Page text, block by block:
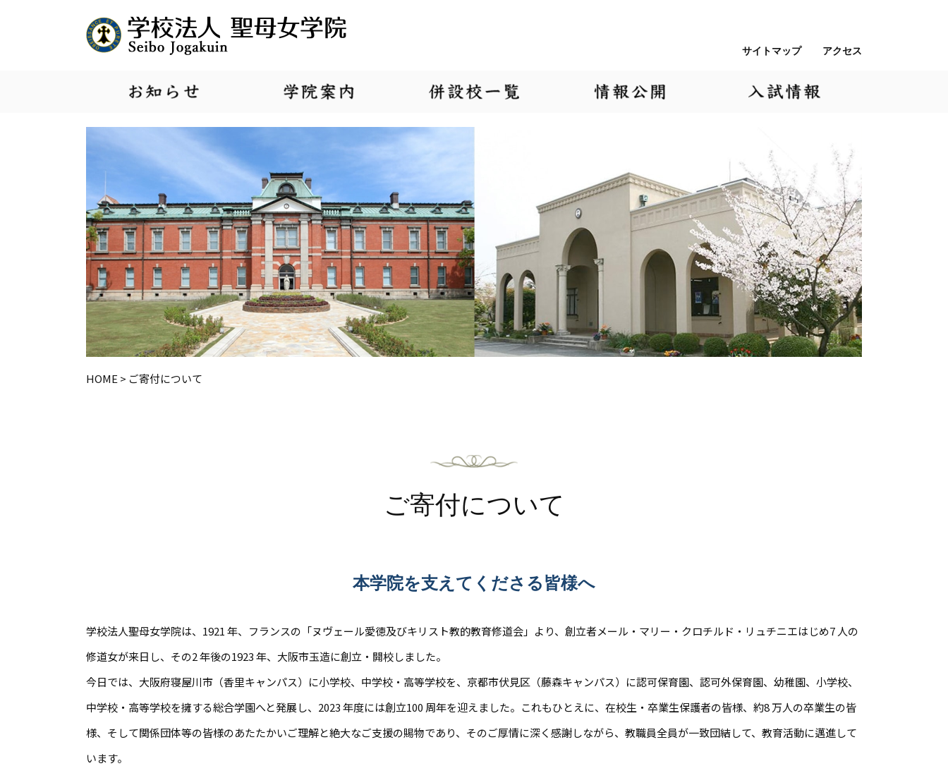
サイトマップ アクセス
HOME > ご寄付について
ご寄付について
本学院を支えてくださる皆様へ
学校法人聖母女学院は、1921 年、フランスの「ヌヴェール愛徳及びキリスト教的教育修道会」より、創立者メール・マリー・クロチルド・リュチニエはじめ7 人の
修道女が来日し、その2 年後の1923 年、大阪市玉造に創立・開校しました。
今日では、大阪府寝屋川市（香里キャンパス）に小学校、中学校・高等学校を、京都市伏見区（藤森キャンパス）に認可保育園、認可外保育園、幼稚園、小学校、
中学校・高等学校を擁する総合学園へと発展し、2023 年度には創立100 周年を迎えました。これもひとえに、在校生・卒業生保護者の皆様、約8 万人の卒業生の皆
様、そして関係団体等の皆様のあたたかいご理解と絶大なご支援の賜物であり、そのご厚情に深く感謝しながら、教職員全員が一致団結して、教育活動に邁進して
います。